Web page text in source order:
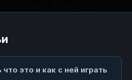
это и как с ней играть